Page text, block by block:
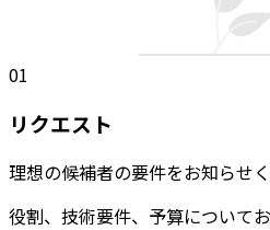
01
リクエスト
理想の候補者の要件をお知らせく
役割、技術要件、予算について